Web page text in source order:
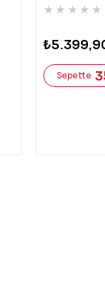
★ ★ ★ ★ ★
Sepette